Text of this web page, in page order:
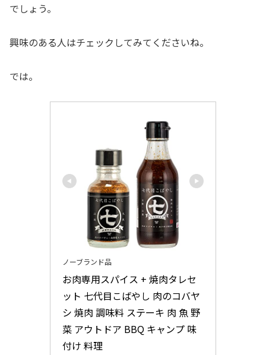
でしょう。
興味のある人はチェックしてみてくださいね。
では。
ノーブランド品
お肉専用スパイス + 焼肉タレセ
ット 七代目こばやし 肉のコバヤ
シ 焼肉 調味料 ステーキ 肉 魚 野
菜 アウトドア BBQ キャンプ 味
付け 料理